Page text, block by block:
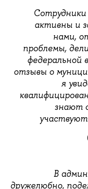
активны и
нами,
проблемы,
федеральной
отзывы о
я
знают
участвуют
В
дружелюбно,